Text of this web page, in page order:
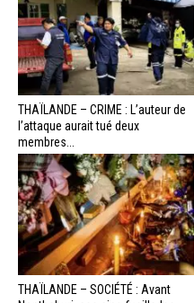
THAÏLANDE – CRIME : L’auteur de
l’attaque aurait tué deux
membres...
THAÏLANDE – SOCIÉTÉ : Avant